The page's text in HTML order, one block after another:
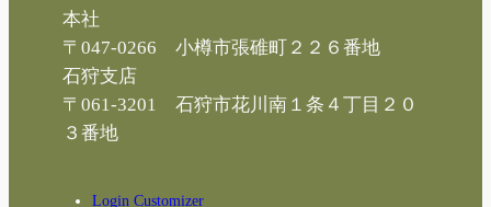
本社
〒047-0266 小樽市張碓町２２６番地
石狩支店
〒061-3201 石狩市花川南１条４丁目２０
３番地
Login Customizer